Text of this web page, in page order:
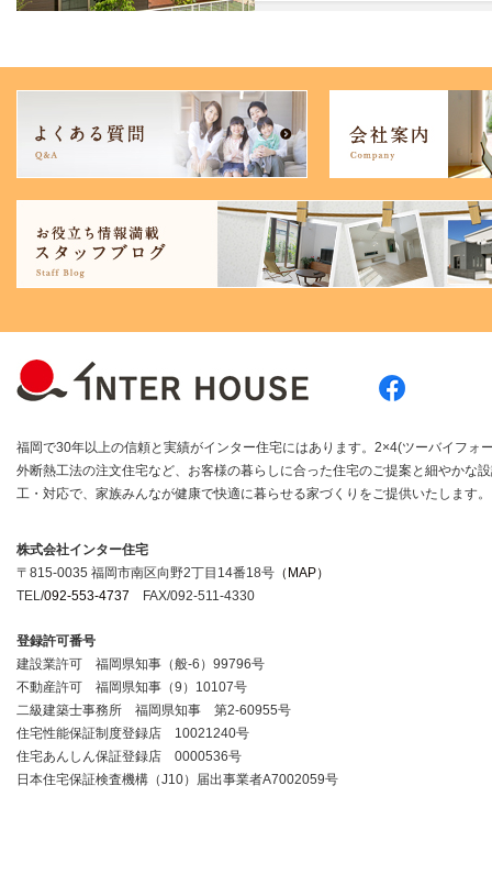
福岡で30年以上の信頼と実績がインター住宅にはあります。2×4(ツーバイフォ
外断熱工法の注文住宅など、お客様の暮らしに合った住宅のご提案と細やかな
工・対応で、家族みんなが健康で快適に暮らせる家づくりをご提供いたします。
株式会社インター住宅
〒815-0035 福岡市南区向野2丁目14番18号 （MAP）
TEL/092-553-4737 FAX/092-511-4330
登録許可番号
建設業許可 福岡県知事（般-6）99796号
不動産許可 福岡県知事（9）10107号
二級建築士事務所 福岡県知事 第2-60955号
住宅性能保証制度登録店 10021240号
住宅あんしん保証登録店 0000536号
日本住宅保証検査機構（J10）届出事業者A7002059号